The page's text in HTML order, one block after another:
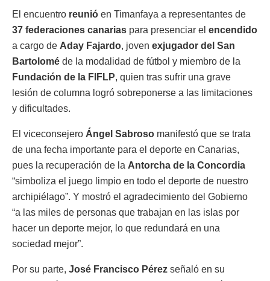
El encuentro reunió en Timanfaya a representantes de
37 federaciones canarias para presenciar el encendido
a cargo de Aday Fajardo, joven exjugador del San
Bartolomé de la modalidad de fútbol y miembro de la
Fundación de la FIFLP, quien tras sufrir una grave
lesión de columna logró sobreponerse a las limitaciones
y dificultades.
El viceconsejero Ángel Sabroso manifestó que se trata
de una fecha importante para el deporte en Canarias,
pues la recuperación de la Antorcha de la Concordia
“simboliza el juego limpio en todo el deporte de nuestro
archipiélago”. Y mostró el agradecimiento del Gobierno
“a las miles de personas que trabajan en las islas por
hacer un deporte mejor, lo que redundará en una
sociedad mejor”.
Por su parte, José Francisco Pérez señaló en su